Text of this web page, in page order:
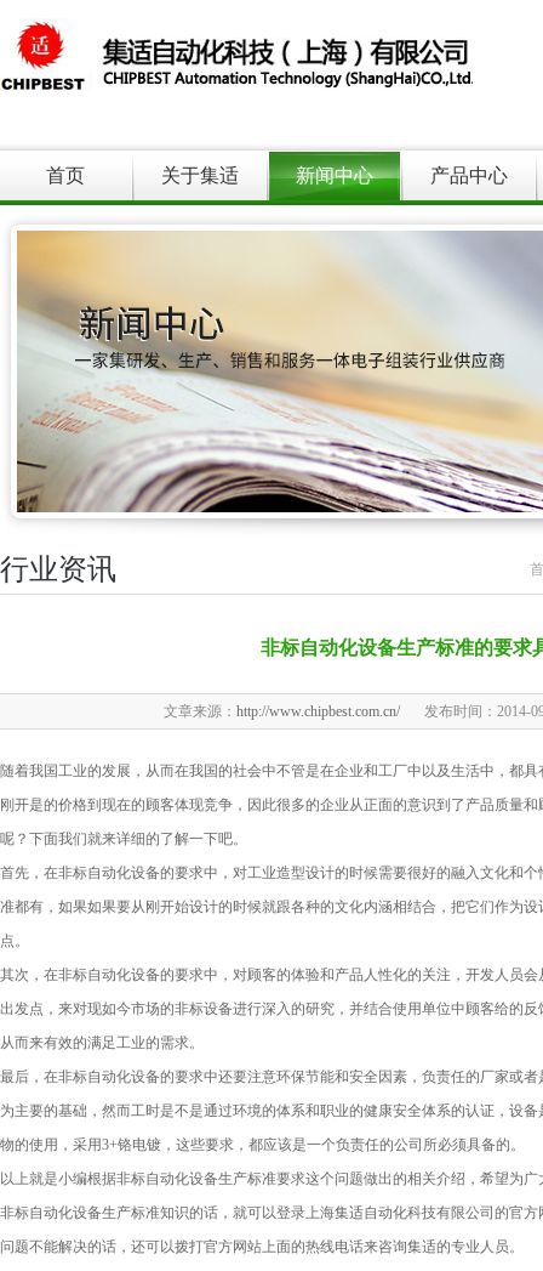
首页 关于集适 新闻中心 产品中心
行业资讯
非标自动化设备生产标准的要求
文章来源： http://www.chipbest.com.cn/ 发布时间：2014-
随着我国工业的发展，从而在我国的社会中不管是在企业和工厂中以及生活中，都
刚开是的价格到现在的顾客体现竞争，因此很多的企业从正面的意识到了产品质量
呢？下面我们就来详细的了解一下吧。
首先，在非标自动化设备的要求中，对工业造型设计的时候需要很好的融入文化和
准都有，如果如果要从刚开始设计的时候就跟各种的文化内涵相结合，把它们作为
点。
其次，在非标自动化设备的要求中，对顾客的体验和产品人性化的关注，开发人员
出发点，来对现如今市场的非标设备进行深入的研究，并结合使用单位中顾客给的
从而来有效的满足工业的需求。
最后，在非标自动化设备的要求中还要注意环保节能和安全因素，负责任的厂家或
为主要的基础，然而工时是不是通过环境的体系和职业的健康安全体系的认证，设
物的使用，采用3+铬电镀，这些要求，都应该是一个负责任的公司所必须具备的。
以上就是小编根据非标自动化设备生产标准要求这个问题做出的相关介绍，希望为
非标自动化设备生产标准知识的话，就可以登录上海集适自动化科技有限公司的官
问题不能解决的话，还可以拨打官方网站上面的热线电话来咨询集适的专业人员。